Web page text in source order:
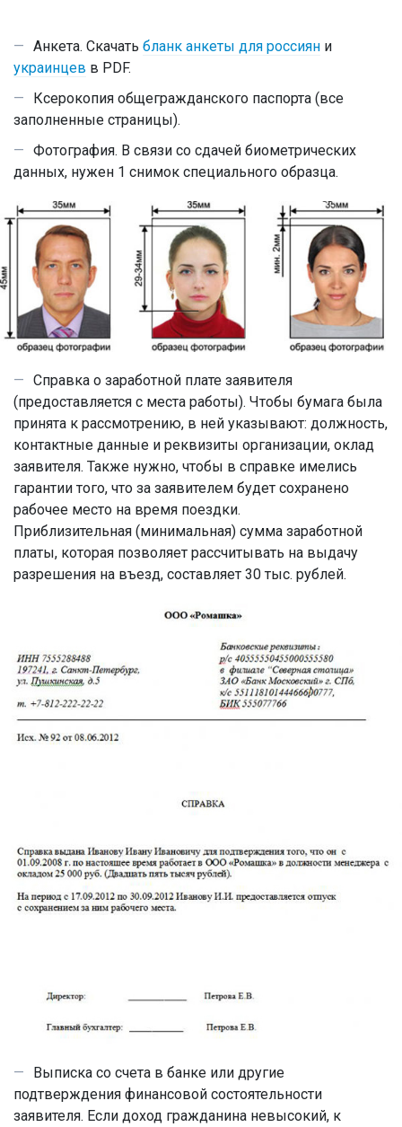
Анкета. Скачать бланк анкеты для россиян и
украинцев в PDF.
Ксерокопия общегражданского паспорта (все
заполненные страницы).
Фотография. В связи со сдачей биометрических
данных, нужен 1 снимок специального образца.
Справка о заработной плате заявителя
(предоставляется с места работы). Чтобы бумага была
принята к рассмотрению, в ней указывают: должность,
контактные данные и реквизиты организации, оклад
заявителя. Также нужно, чтобы в справке имелись
гарантии того, что за заявителем будет сохранено
рабочее место на время поездки.
Приблизительная (минимальная) сумма заработной
платы, которая позволяет рассчитывать на выдачу
разрешения на въезд, составляет 30 тыс. рублей.
Выписка со счета в банке или другие
подтверждения финансовой состоятельности
заявителя. Если доход гражданина невысокий, к